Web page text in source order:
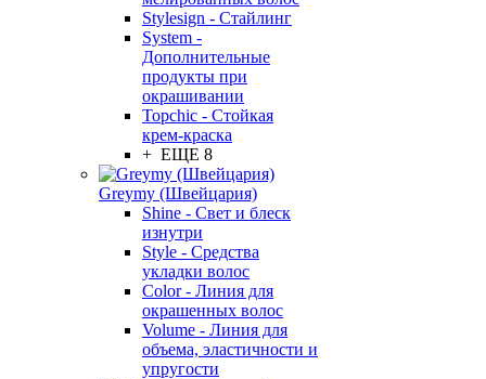
Stylesign - Стайлинг
System -
Дополнительные
продукты при
окрашивании
Topchic - Стойкая
крем-краска
+ ЕЩЕ 8
Greymy (Швейцария)
Shine - Свет и блеск
изнутри
Style - Средства
укладки волос
Color - Линия для
окрашенных волос
Volume - Линия для
объема, эластичности и
упругости